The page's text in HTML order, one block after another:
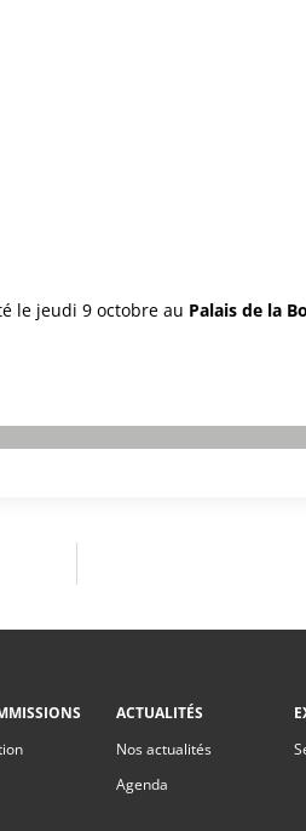
le jeudi 9 octobre au Palais de la
ACTUALITÉS
Nos actualités
Agenda